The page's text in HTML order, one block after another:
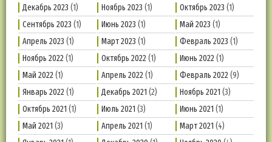
Декабрь 2023 (1) Ноябрь 2023 (1) Октябрь 2023 (1)
Сентябрь 2023 (1) Июнь 2023 (1) Май 2023 (1)
Апрель 2023 (1) Март 2023 (1) Февраль 2023 (1)
Ноябрь 2022(1) Октябрь 2022(1) Июнь 2022(1)
Май 2022(1) Апрель 2022(1) Февраль 2022(9)
Январь 2022(1) Декабрь 2021 (2) Ноябрь 2021 (3)
Октябрь 2021 (1) Июль 2021 (3) Июнь 2021 (1)
Май 2021 (3) Апрель 2021 (1) Март 2021 (4)